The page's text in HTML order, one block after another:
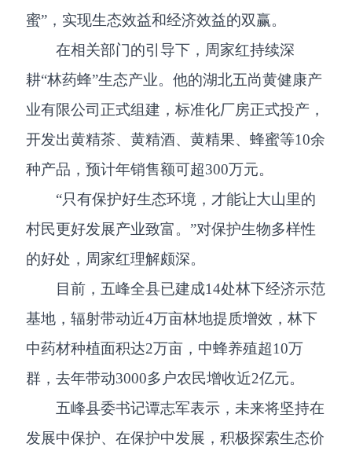
蜜”，实现生态效益和经济效益的双赢。
在相关部门的引导下，周家红持续深
耕“林药蜂”生态产业。他的湖北五尚黄健康产
业有限公司正式组建，标准化厂房正式投产，
开发出黄精茶、黄精酒、黄精果、蜂蜜等10余
种产品，预计年销售额可超300万元。
“只有保护好生态环境，才能让大山里的
村民更好发展产业致富。”对保护生物多样性
的好处，周家红理解颇深。
目前，五峰全县已建成14处林下经济示范
基地，辐射带动近4万亩林地提质增效，林下
中药材种植面积达2万亩，中蜂养殖超10万
群，去年带动3000多户农民增收近2亿元。
五峰县委书记谭志军表示，未来将坚持在
发展中保护、在保护中发展，积极探索生态价